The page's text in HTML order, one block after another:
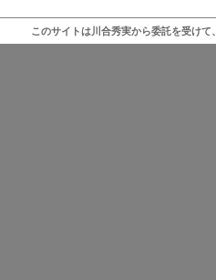
このサイトは川合秀実から委託を受け